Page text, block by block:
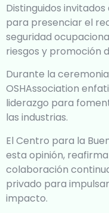
Distinguidos
para presenciar el
seguridad
riesgos y promoción
Durante la
OSHAssociation
liderazgo para
las industrias.
El Centro para la
esta opinión,
colaboración
privado para
impacto.